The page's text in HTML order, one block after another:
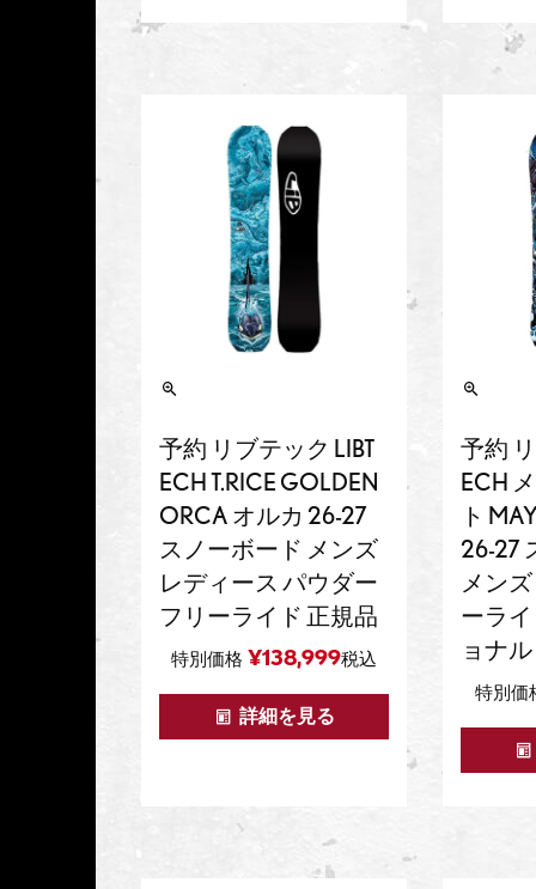
予約 リブテック LIBT
ECH T.RICE GOLDEN
ORCA オルカ 26-27
スノーボード メンズ
レディース パウダー
フリーライド 正規品
特別価格 ¥138,999税込
詳細を見る
予約
ECH
ト
26-27
メン
ーラ
ョナ
特別価